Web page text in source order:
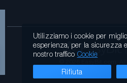
Utilizziamo i cookie per
esperienza, per la sicurezza
nostro traffico Cookie
Rifiuta